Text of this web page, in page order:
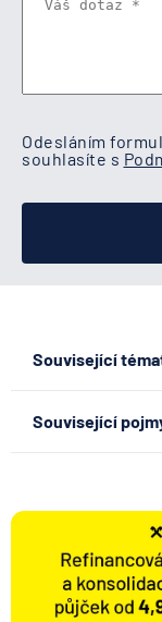
Odesláním
souhlasíte s
Související
Související
Dočasně
Floatová
Supervize